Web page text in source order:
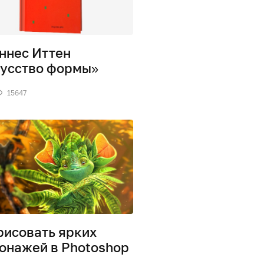
Иттен
формы»
15647
ярких
в Photoshop